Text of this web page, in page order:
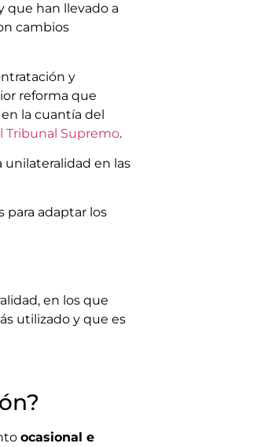
que han llevado a
cambios
y
reforma que
la cuantía del
Tribunal Supremo.
unilateralidad en las
para adaptar los
en los que
utilizado y que es
ocasional e